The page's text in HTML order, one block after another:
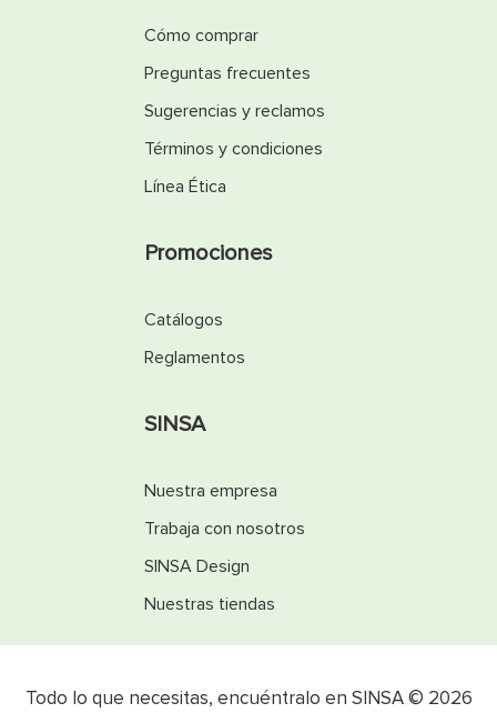
Cómo comprar
Preguntas frecuentes
Sugerencias y reclamos
Términos y condiciones
Línea Ética
Promociones
Catálogos
Reglamentos
SINSA
Nuestra empresa
Trabaja con nosotros
SINSA Design
Nuestras tiendas
Todo lo que necesitas, encuéntralo en SINSA © 2026